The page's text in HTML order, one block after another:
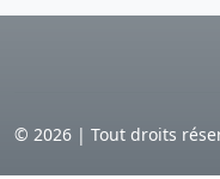
© 2026 | Tout droits